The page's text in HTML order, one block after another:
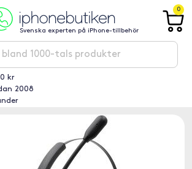
Svenska experten på iPhone-tillbehör
0
kr
2008